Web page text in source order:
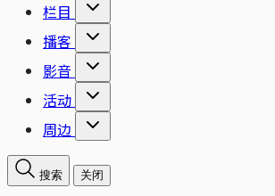
栏目
播客
影音
活动
周边
搜索 关闭